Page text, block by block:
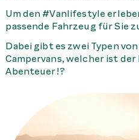
Um den #Vanlifestyle
passende Fahrzeug für Sie
Dabei gibt es zwei Typen
Campervans, welcher ist
Abenteuer!?